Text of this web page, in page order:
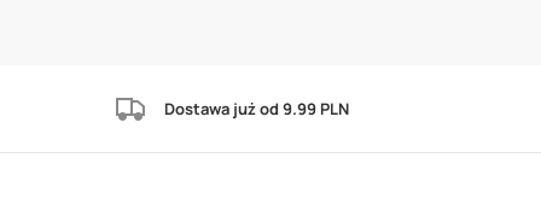
Dostawa już od 9.99 PLN